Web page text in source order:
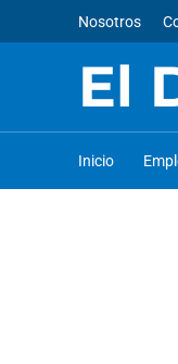
Nosotros
El
Inicio